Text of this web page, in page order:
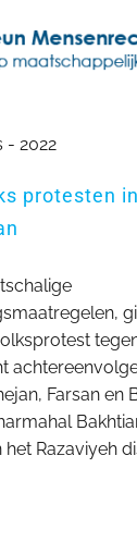
protesten
Farsan en
Razaviyeh